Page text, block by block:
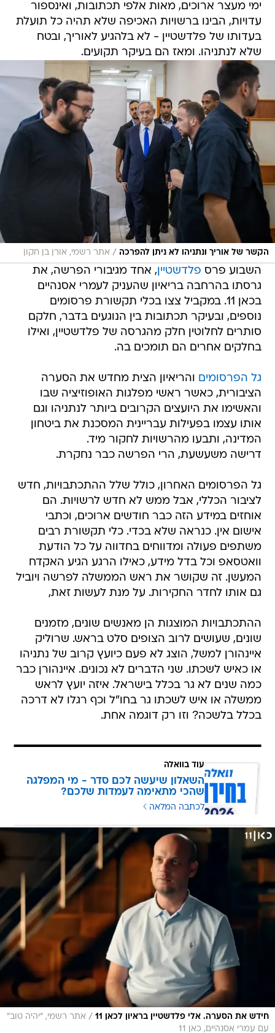
ימי מעצר ארוכים, מאות אלפי תכתובות, ואינספור
עדויות, הבינו ברשויות האכיפה שלא תהיה כל תועלת
בעדותו של פלדשטיין - לא בלהגיע לאוריך, ובטח
שלא לנתניהו. ומאז הם בעיקר תקועים.
הקשר של אוריך ונתניהו לא ניתן להפרכה / אתר רשמי, אורן בן חקון
השבוע פרס פלדשטיין , אחד מגיבורי הפרשה, את
גרסתו בהרחבה בריאיון שהעניק לעמרי אסנהיים
בכאן 11. במקביל צצו בכלי תקשורת פרסומים
נוספים, ובעיקר תכתובות בין הנוגעים בדבר, חלקם
סותרים לחלוטין חלק מהגרסה של פלדשטיין, ואילו
בחלקים אחרים הם תומכים בה.
גל הפרסומים והריאיון הצית מחדש את הסערה
הציבורית, כאשר ראשי מפלגות האופוזיציה שבו
והאשימו את היועצים הקרובים ביותר לנתניהו וגם
אותו עצמו בפעילות עבריינית המסכנת את ביטחון
המדינה, ותבעו מהרשויות לחקור מיד.
דרישה משעשעת, הרי הפרשה כבר נחקרת.
גל הפרסומים האחרון, כולל שלל ההתכתבויות, חדש
לציבור הכללי, אבל ממש לא חדש לרשויות. הם
אוחזים במידע הזה כבר חודשים ארוכים, וכתבי
אישום אין. כנראה שלא בכדי. כלי תקשורת רבים
משתפים פעולה ומדווחים בחדווה על כל הודעת
וואטסאפ וכל בדל מידע, כאילו הרגע הגיע האקדח
המעשן. זה שקושר את ראש הממשלה לפרשה ויוביל
גם אותו לחדר החקירות. על מנת לעשות זאת,
ההתכתבויות המוצגות הן מאנשים שונים, מזמנים
שונים, שעושים לרוב הצופים סלט בראש. שרוליק
איינהורן למשל, הוצג לא פעם כיועץ קרוב של נתניהו
או כאיש לשכתו. שני הדברים לא נכונים. איינהורן כבר
כמה שנים לא גר בכלל בישראל. איזה יועץ לראש
ממשלה או איש לשכתו גר בחו"ל וכף רגלו לא דרכה
בכלל בלשכה? וזו רק דוגמה אחת.
עוד בוואלה
השאלון שיעשה לכם סדר - מי המפלגה
שהכי מתאימה לעמדות שלכם?
לכתבה המלאה
חידש את הסערה. אלי פלדשטיין בראיון לכאן 11 / אתר רשמי, "יהיה טוב"
עם עמרי אסנהיים, כאן 11